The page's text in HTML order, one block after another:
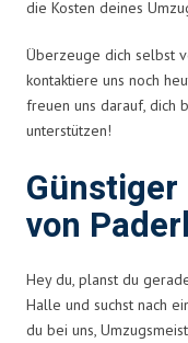
die Kosten deines
Überzeuge dich selbst
kontaktiere uns noch
freuen uns darauf, dich
unterstützen!
von
Hey du, planst du
Halle und suchst nach
du bei uns,